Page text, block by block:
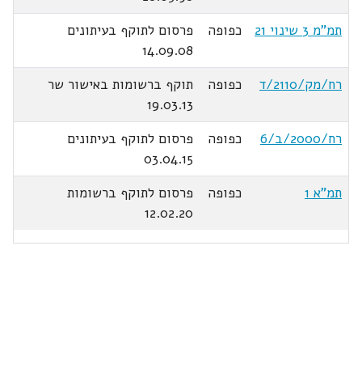
תמ"מ 3 שינוי 21
כפופה
פרסום לתוקף בעיתונים
14.09.08
רח/מק/2110/ד
כפופה
תוקף ברשומות באישור שר
19.03.13
רח/2000/ב/6
כפופה
פרסום לתוקף בעיתונים
03.04.15
תמ"א 1
כפופה
פרסום לתוקף ברשומות
12.02.20